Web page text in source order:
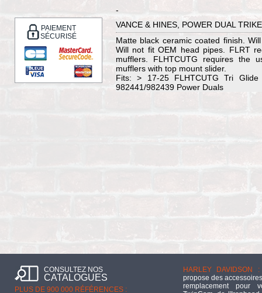
PAIEMENT
SÉCURISÉ
-
VANCE & HINES, POWER DUAL
Matte black ceramic coated finish.
Will not fit OEM head pipes. FLRT
mufflers. FLHTCUTG requires the
mufflers with top mount slider.
Fits: > 17-25 FLHTCUTG Tri
982441/982439 Power Duals
CONSULTEZ NOS
CATALOGUES
PLUS DE 900 000 RÉFÉRENCES :
HARLEY DAVIDSON :
propose des
remplacement pour